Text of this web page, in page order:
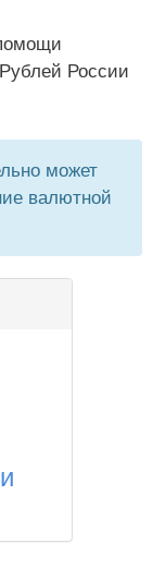
России
может
валютной